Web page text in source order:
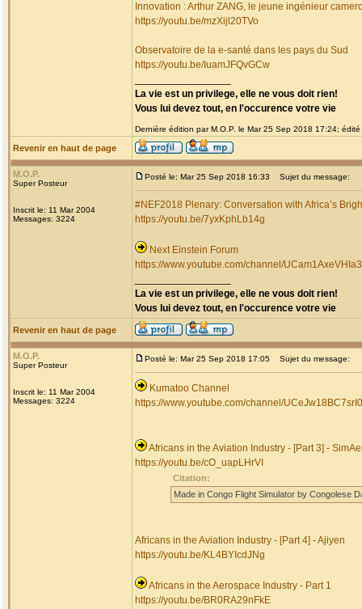
Innovation : Arthur ZANG, le jeune ingénieur
https://youtu.be/mzXijl20TVo
Observatoire de la e-santé dans les pays du Sud
https://youtu.be/IuamJFQvGCw
La vie est un privilege, elle ne vous doit rien!
Vous lui devez tout, en l'occurence votre vie
Dernière édition par M.O.P. le Mar 25 Sep 2018 17:24; édité
Revenir en haut de page
M.O.P.
Super Posteur
Inscrit le: 11 Mar 2004
Messages: 3224
Posté le: Mar 25 Sep 2018 16:33 Sujet du message:
#NEF2018 Plenary: Conversation with Africa’s
https://youtu.be/7yxKphLb14g
Next Einstein Forum
https://www.youtube.com/channel/
La vie est un privilege, elle ne vous doit rien!
Vous lui devez tout, en l'occurence votre vie
Revenir en haut de page
M.O.P.
Super Posteur
Inscrit le: 11 Mar 2004
Messages: 3224
Posté le: Mar 25 Sep 2018 17:05 Sujet du message:
Kumatoo Channel
https://www.youtube.com/channel/
Africans in the Aviation Industry - [Part 3] -
https://youtu.be/cO_uapLHrVI
Citation:
Made in Congo Flight Simulator by Congolese
Africans in the Aviation Industry - [Part 4] - Ajiyen
https://youtu.be/KL4BYIcdJNg
Africans in the Aerospace Industry - Part 1
https://youtu.be/BR0RA29nFkE